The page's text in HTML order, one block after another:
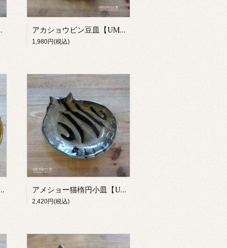
工房】 アカショウビン豆皿【UMESHISO工房】
1,980円(税込)
UMESHISO工房】 アメショー猫楕円小皿【UMESHISO工房】
2,420円(税込)